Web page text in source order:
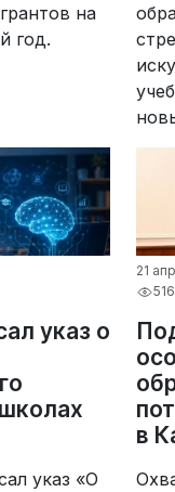
на
год.
указ о
указ «О
21
516
в